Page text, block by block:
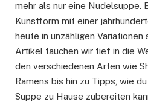
mehr als nur eine Nudelsuppe.
Kunstform mit einer
heute in unzähligen
Artikel tauchen wir tief in die
den verschiedenen Arten wie
Ramens bis hin zu Tipps, wie
Suppe zu Hause zubereiten